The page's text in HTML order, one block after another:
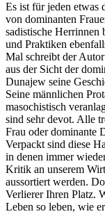
Es ist für jeden etwas
von dominanten
sadistische Herrinnen
und Praktiken
Mal schreibt der
aus der Sicht der
Dunajew seine
Seine männlichen
masochistisch
sind sehr devot. Alle
Frau oder dominante
Verpackt sind diese
in denen immer
Kritik an unserem
aussortiert werden.
Verlierer Ihren Platz.
Leben so leben, wie